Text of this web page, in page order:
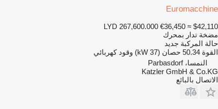
Euromacchine
LYD 267,600.000 €36,450 ≈ $42,110
مضخة تدار بمحرك
حالة المركبة جديد
القوة 50.34 حصان (37 kW) وقود كهربائي
النمسا، Parbasdorf
Katzler GmbH & Co.KG
الاتصال بالبائع